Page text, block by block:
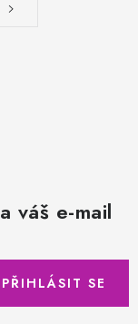
váš e-mail
PŘIHLÁSIT SE